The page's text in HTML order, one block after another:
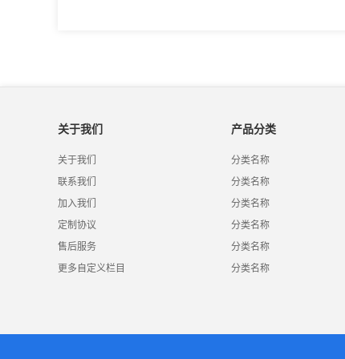
关于我们
关于我们
联系我们
加入我们
定制协议
售后服务
更多自定义栏目
产品分类
分类名称
分类名称
分类名称
分类名称
分类名称
分类名称